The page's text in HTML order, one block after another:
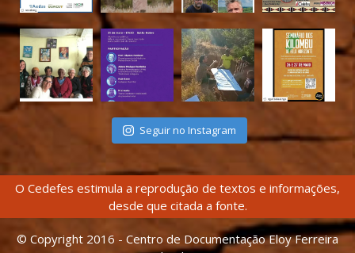
Seguir no Instagram
O Cedefes estimula a reprodução de textos e informações,
desde que citada a fonte.
© Copyright 2016 - Centro de Documentação Eloy Ferreira